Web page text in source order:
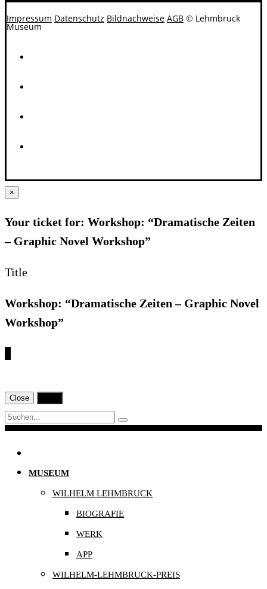
Impressum Datenschutz Bildnachweise AGB © Lehmbruck
Museum
×
Your ticket for: Workshop: “Dramatische Zeiten
– Graphic Novel Workshop”
Title
Workshop: “Dramatische Zeiten – Graphic Novel
Workshop”
Close
Navigation
MUSEUM
WILHELM LEHMBRUCK
BIOGRAFIE
WERK
APP
WILHELM-LEHMBRUCK-PREIS